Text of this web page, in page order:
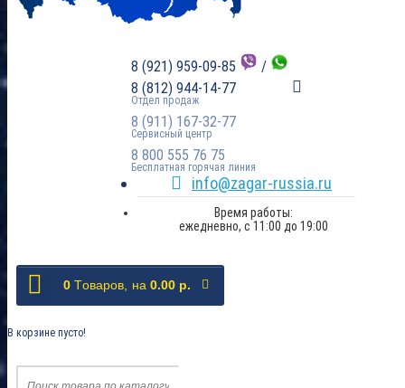
8 (921) 959-09-85
/
8 (812) 944-14-77
Отдел продаж
8 (911) 167-32-77
Сервисный центр
8 800 555 76 75
Бесплатная горячая линия
info@zagar-russia.ru
Время работы:
ежедневно, с 11:00 до 19:00
0 Tоваров, на 0.00 р.
В корзине пусто!